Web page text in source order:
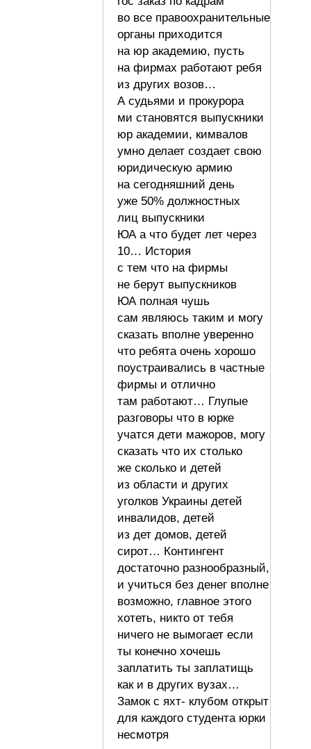
во все правоохранительные
органы приходится
на юр академию, пусть
на фирмах работают ребя
из других возов…
А судьями и прокурора
ми становятся выпускники
юр академии, кимвалов
умно делает создает свою
юридическую армию
на сегодняшний день
уже 50% должностных
лиц выпускники
ЮА а что будет лет через
10… История
с тем что на фирмы
не берут выпускников
ЮА полная чушь
сам являюсь таким и могу
сказать вполне уверенно
что ребята очень хорошо
поустраивались в частные
фирмы и отлично
там работают… Глупые
разговоры что в юрке
учатся дети мажоров, могу
сказать что их столько
же сколько и детей
из области и других
уголков Украины детей
инвалидов, детей
из дет домов, детей
сирот… Контингент
достаточно разнообразный,
и учиться без денег вполне
возможно, главное этого
хотеть, никто от тебя
ничего не вымогает если
ты конечно хочешь
заплатить ты заплатищь
как и в других вузах…
Замок с яхт- клубом открыт
для каждого студента юрки
несмотря